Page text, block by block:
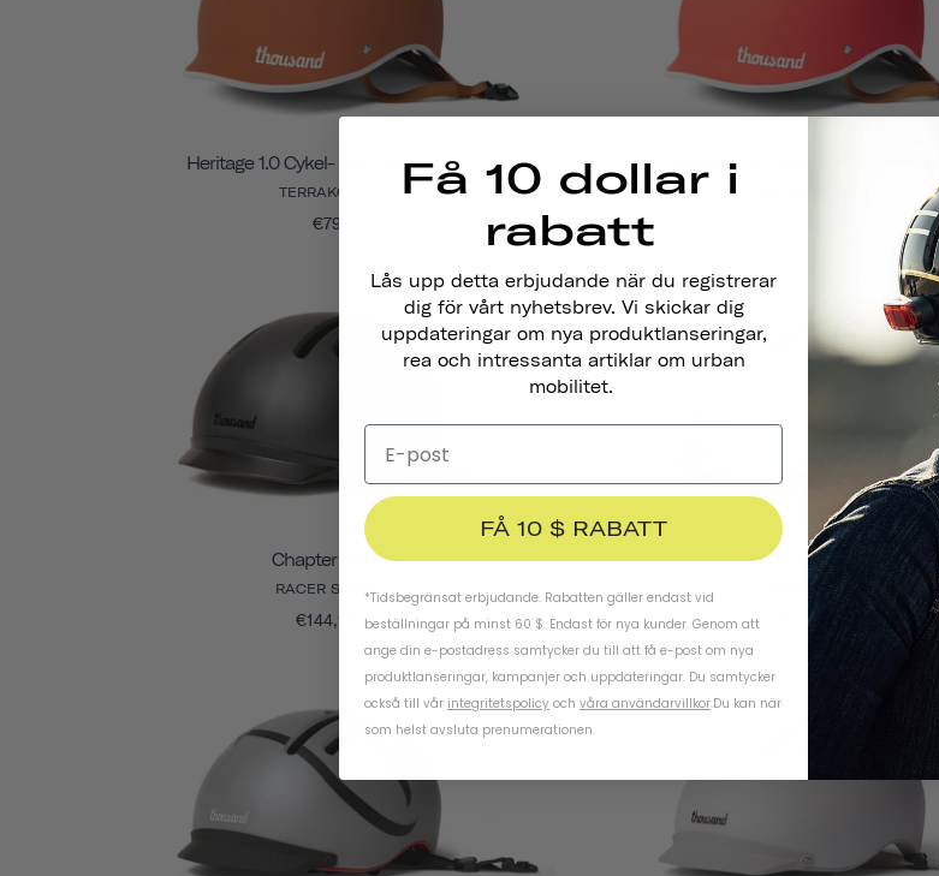
Heritage 1.0 Cykel- Och Skatehjälm
TERRAKOTTA
€79
Heritage 1.0 Cykel- Och Skatehjälm
Chapter MIPS
RACER SVART
€144,95
Chapter MIPS
SUPERMÅNEVIT
€144,95
Få 10 dollar i
rabatt
Lås upp detta erbjudande när du registrerar
dig för vårt nyhetsbrev. Vi skickar dig
uppdateringar om nya produktlanseringar,
rea och intressanta artiklar om urban
mobilitet.
FÅ 10 $ RABATT
*Tidsbegränsat erbjudande. Rabatten gäller endast vid
beställningar på minst 60 $. Endast för nya kunder. Genom att
ange din e-postadress samtycker du till att få e-post om nya
produktlanseringar, kampanjer och uppdateringar. Du samtycker
också till vår integritetspolicy och våra användarvillkor.Du kan när
som helst avsluta prenumerationen.